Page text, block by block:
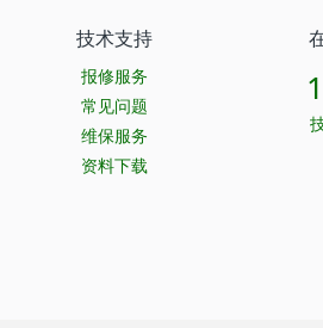
技术支持
报修服务
常见问题
维保服务
资料下载